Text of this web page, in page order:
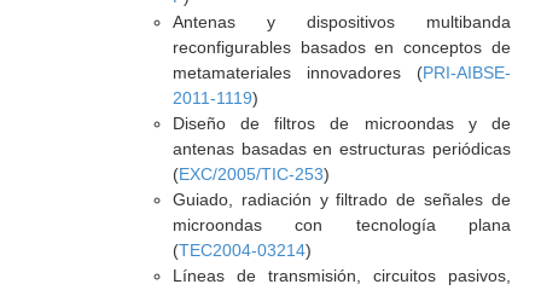
Antenas y dispositivos multibanda
reconfigurables basados en conceptos de
metamateriales innovadores (PRI-AIBSE-
2011-1119)
Diseño de filtros de microondas y de
antenas basadas en estructuras periódicas
(EXC/2005/TIC-253)
Guiado, radiación y filtrado de señales de
microondas con tecnología plana
(TEC2004-03214)
Líneas de transmisión, circuitos pasivos,